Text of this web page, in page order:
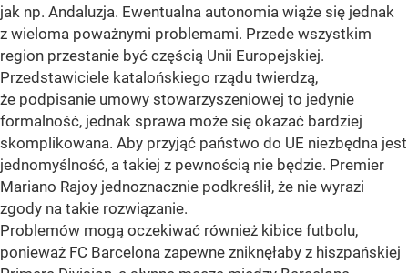
jak np. Andaluzja. Ewentualna autonomia wiąże się jednak
z wieloma poważnymi problemami. Przede wszystkim
region przestanie być częścią Unii Europejskiej.
Przedstawiciele katalońskiego rządu twierdzą,
że podpisanie umowy stowarzyszeniowej to jedynie
formalność, jednak sprawa może się okazać bardziej
skomplikowana. Aby przyjąć państwo do UE niezbędna jest
jednomyślność, a takiej z pewnością nie będzie. Premier
Mariano Rajoy jednoznacznie podkreślił, że nie wyrazi
zgody na takie rozwiązanie.
Problemów mogą oczekiwać również kibice futbolu,
ponieważ FC Barcelona zapewne zniknęłaby z hiszpańskiej